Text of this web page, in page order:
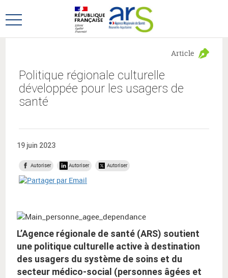
au
menu
au
contenu
Ouvrir
Politique régionale culturelle
développée pour les usagers de
santé
Article
19 juin 2023
Autoriser Autoriser Autoriser
L’Agence régionale de santé (ARS) soutient
une politique culturelle active à destination
des usagers du système de soins et du
secteur médico-social (personnes âgées et